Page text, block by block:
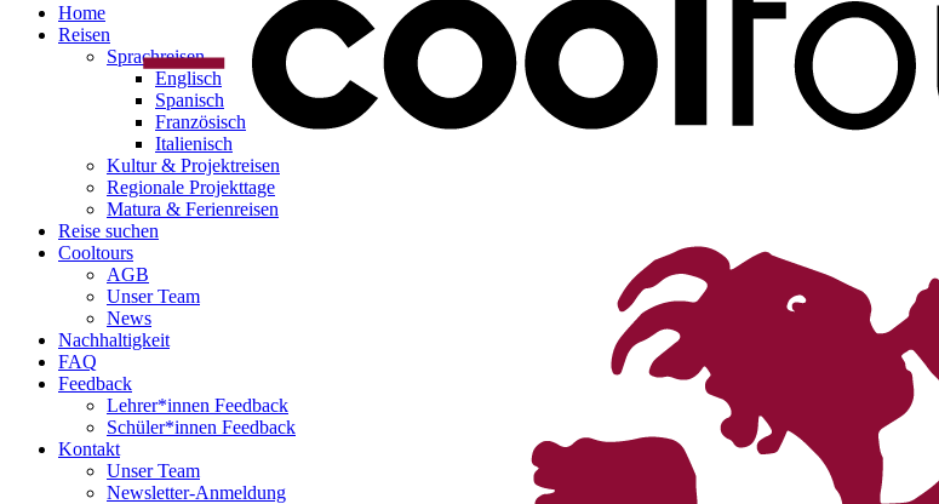
Home
Reisen
Sprachreisen
Englisch
Spanisch
Französisch
Italienisch
Kultur & Projektreisen
Regionale Projekttage
Matura & Ferienreisen
Reise suchen
Cooltours
AGB
Unser Team
News
Nachhaltigkeit
FAQ
Feedback
Lehrer*innen Feedback
Schüler*innen Feedback
Kontakt
Unser Team
Newsletter-Anmeldung